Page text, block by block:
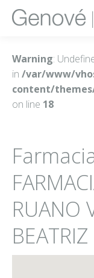
Warning:
in /var/www/
content/
on line 18
RUANO
BEATRIZ